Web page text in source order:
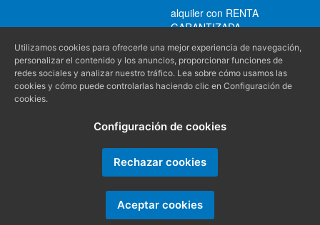
alquiler con RENTA
GARANTIZADA
GESTION INTEGRAL
ALQUILER
Información
Política de privacidad
Condiciones generales
(+34) 956 489 403
info@alquilereschiclana.com
Utilizamos cookies para ofrecerle una mejor experiencia de navegación,
personalizar el contenido y los anuncios, proporcionar funciones de
redes sociales y analizar nuestro tráfico. Lea sobre cómo usamos las
cookies y cómo puede controlarlas haciendo clic en Configuración de
cookies.
Configuración de cookies
Rechazar cookies
Aceptar cookies